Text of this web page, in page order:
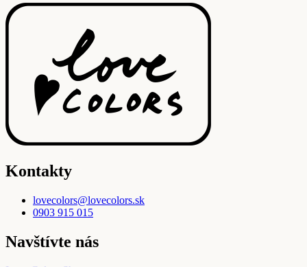
Kontakty
lovecolors@lovecolors.sk
0903 915 015
Navštívte nás